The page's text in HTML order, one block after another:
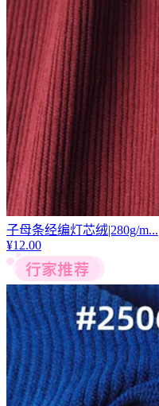
子母条经编灯芯绒|280g/m...
¥12.00